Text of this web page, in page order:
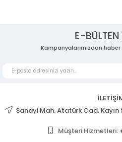
E-
Kampanyalarımızdan
Sanayi Mah. Atatürk Cad. Kayın
Müşteri Hizmetleri: